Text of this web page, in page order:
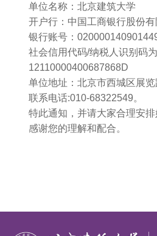
单位名称：北京建筑大学
开户行：中国工商银行股份
银行账号：
社会信用代码/纳税人识别码为
12110000400687868D
单位地址：北京市西城区展览
联系电话:010-68322549。
特此通知，并请大家合理安排
感谢您的理解和配合。